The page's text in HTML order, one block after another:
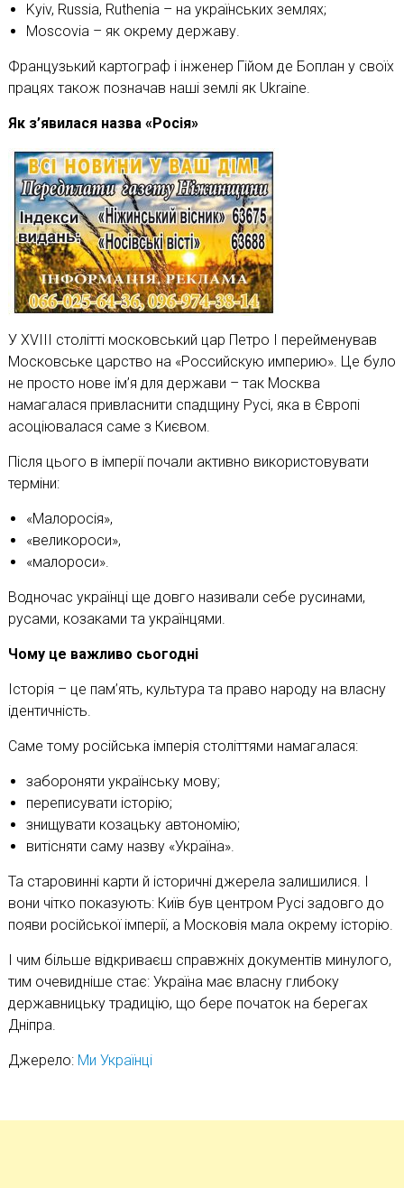
Kyiv, Russia, Ruthenia – на українських землях;
Moscovia – як окрему державу.
Французький картограф і інженер Гійом де Боплан у своїх
працях також позначав наші землі як Ukraine.
Як з’явилася назва «Росія»
У XVIII столітті московський цар Петро I перейменував
Московське царство на «Российскую империю». Це було
не просто нове ім’я для держави – так Москва
намагалася привласнити спадщину Русі, яка в Європі
асоціювалася саме з Києвом.
Після цього в імперії почали активно використовувати
терміни:
«Малоросія»,
«великороси»,
«малороси».
Водночас українці ще довго називали себе русинами,
русами, козаками та українцями.
Чому це важливо сьогодні
Історія – це пам’ять, культура та право народу на власну
ідентичність.
Саме тому російська імперія століттями намагалася:
забороняти українську мову;
переписувати історію;
знищувати козацьку автономію;
витісняти саму назву «Україна».
Та старовинні карти й історичні джерела залишилися. І
вони чітко показують: Київ був центром Русі задовго до
появи російської імперії, а Московія мала окрему історію.
І чим більше відкриваєш справжніх документів минулого,
тим очевидніше стає: Україна має власну глибоку
державницьку традицію, що бере початок на берегах
Дніпра.
Джерело: Ми Українці